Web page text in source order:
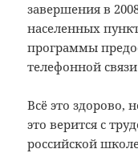
завершения в
населенных
программы
телефонной
Всё это здорово,
это верится с
российской